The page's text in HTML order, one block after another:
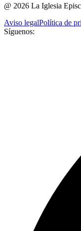
@ 2026 La Iglesia
Aviso legalPolítica de
Síguenos: